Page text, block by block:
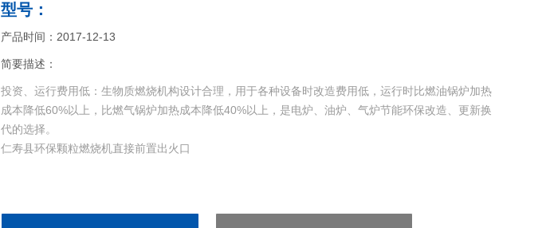
型号：
产品时间：2017-12-13
简要描述：
投资、运行费用低：生物质燃烧机构设计合理，用于各种设备时改造费用低，运行时比燃油锅炉加热
成本降低60%以上，比燃气锅炉加热成本降低40%以上，是电炉、油炉、气炉节能环保改造、更新换
代的选择。
仁寿县环保颗粒燃烧机直接前置出火口